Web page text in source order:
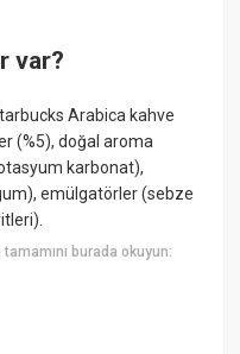
var?
Arabica kahve
(%5), doğal aroma
karbonat),
emülgatörler (sebze
tamamını burada okuyun: